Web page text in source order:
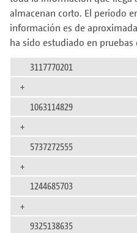
almacenan corto. El periodo
información es de
ha sido estudiado en
3117770201
+
1063114829
+
5737272555
+
1244685703
+
9325138635